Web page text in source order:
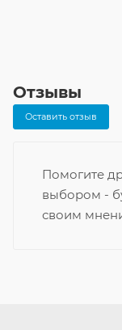
Отзывы
Оставить отзыв
Помогите
выбором -
своим